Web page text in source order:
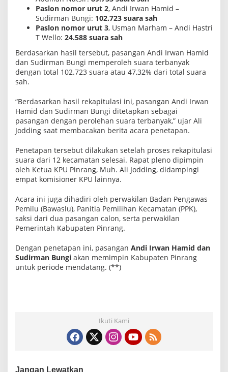
t
a
p
k
a
P
a
s
a
a
n
B
E
R
M
A
N
t
e
r
i
l
i
h
Paslon nomor urut 2, Andi Irwan Hamid –
Sudirman Bungi: 102.723 suara sah
Paslon nomor urut 3, Usman Marham – Andi Hastri
T Wello: 24.588 suara sah
Berdasarkan hasil tersebut, pasangan Andi Irwan Hamid
dan Sudirman Bungi memperoleh suara terbanyak
dengan total 102.723 suara atau 47,32% dari total suara
sah.
“Berdasarkan hasil rekapitulasi ini, pasangan Andi Irwan
Hamid dan Sudirman Bungi ditetapkan sebagai
pasangan dengan perolehan suara terbanyak,” ujar Ali
Jodding saat membacakan berita acara penetapan.
Penetapan tersebut dilakukan setelah proses rekapitulasi
suara dari 12 kecamatan selesai. Rapat pleno dipimpin
oleh Ketua KPU Pinrang, Muh. Ali Jodding, didampingi
empat komisioner KPU lainnya.
Acara ini juga dihadiri oleh perwakilan Badan Pengawas
Pemilu (Bawaslu), Panitia Pemilihan Kecamatan (PPK),
saksi dari dua pasangan calon, serta perwakilan
Pemerintah Kabupaten Pinrang.
Dengan penetapan ini, pasangan Andi Irwan Hamid dan
Sudirman Bungi akan memimpin Kabupaten Pinrang
untuk periode mendatang. (**)
Ikuti Kami
Jangan Lewatkan